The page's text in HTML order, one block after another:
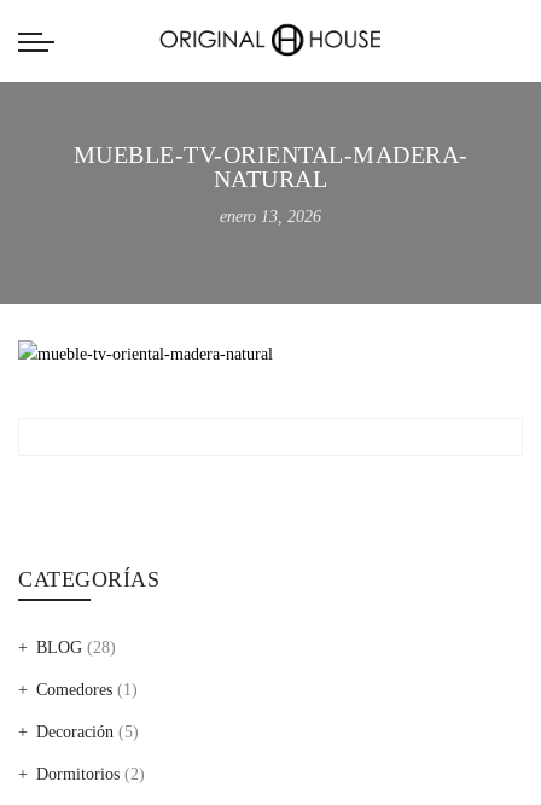
MUEBLE-TV-ORIENTAL-MADERA-
NATURAL
enero 13, 2026
CATEGORÍAS
BLOG (28)
Comedores (1)
Decoración (5)
Dormitorios (2)